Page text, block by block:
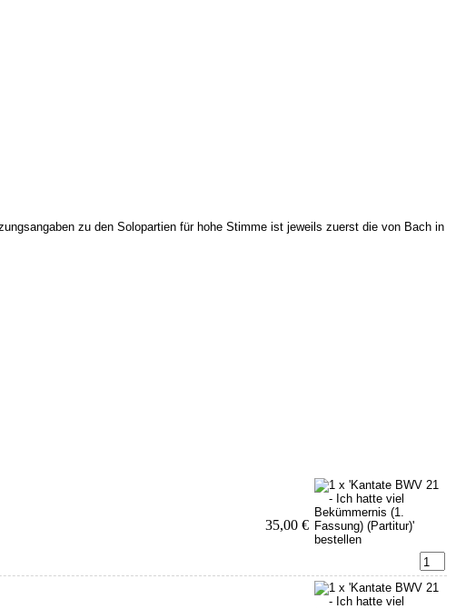
zu den Solopartien für hohe Stimme ist jeweils zuerst die von Bach in
35,00 €